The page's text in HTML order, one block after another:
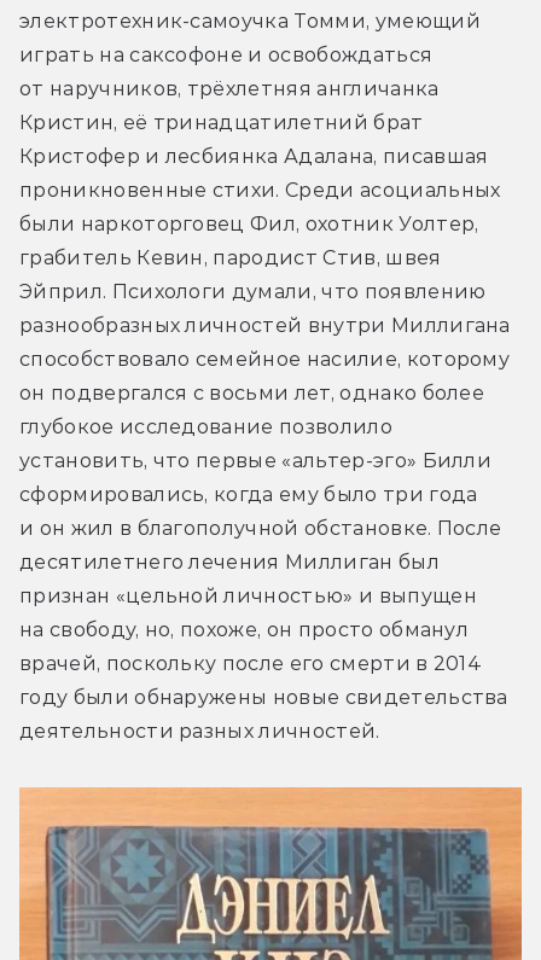
электротехник-самоучка Томми, умеющий
играть на саксофоне и освобождаться
от наручников, трёхлетняя англичанка
Кристин, её тринадцатилетний брат
Кристофер и лесбиянка Адалана, писавшая
проникновенные стихи. Среди асоциальных
были наркоторговец Фил, охотник Уолтер,
грабитель Кевин, пародист Стив, швея
Эйприл. Психологи думали, что появлению
разнообразных личностей внутри Миллигана
способствовало семейное насилие, которому
он подвергался с восьми лет, однако более
глубокое исследование позволило
установить, что первые «альтер-эго» Билли
сформировались, когда ему было три года
и он жил в благополучной обстановке. После
десятилетнего лечения Миллиган был
признан «цельной личностью» и выпущен
на свободу, но, похоже, он просто обманул
врачей, поскольку после его смерти в 2014
году были обнаружены новые свидетельства
деятельности разных личностей.